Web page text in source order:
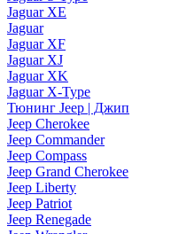
Jaguar XE
Jaguar
Jaguar XF
Jaguar XJ
Jaguar XK
Jaguar X-Type
Тюнинг Jeep | Джип
Jeep Cherokee
Jeep Commander
Jeep Compass
Jeep Grand Cherokee
Jeep Liberty
Jeep Patriot
Jeep Renegade